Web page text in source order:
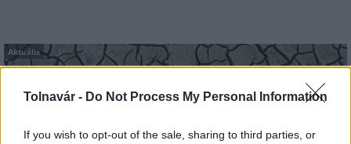
Tolnavár - Do Not Process My Personal Information
If you wish to opt-out of the sale, sharing to third parties, or
Aktuális